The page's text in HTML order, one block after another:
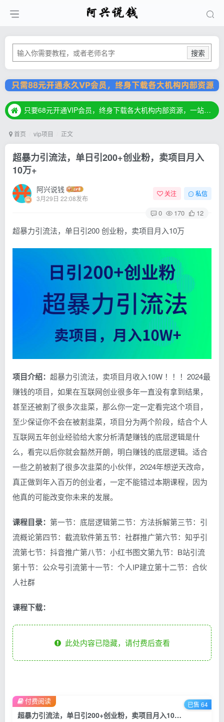
搜索
只要68元开通VIP会员，终身下载各大机构内部资源，一站式草根创业基地，最新最强网赚教程大全，小投入，大回报！
只要68元开通VIP会员，终身下载各大机构内部资源，一站式草根创业基地，最新最强网赚教程大全，小投入，大回报！
首页 vip项目 正文
超暴力引流法，单日引200+创业粉，卖项目月入
10万+
阿兴说钱
3月29日 22:08发布
关注 私信
0 170 12
超暴力引流法，单日引200 创业粉，卖项目月入10万
项目介绍： 超暴力引流法，卖项目月收入10W ！！！2024最
赚钱的项目，如果在互联网创业很多年一直没有拿到结果，
甚至还被割了很多次韭菜，那么你一定一定看完这个项目，
至少保证你不会在被割韭菜，项目分为两个阶段，结合个人
互联网五年创业经验给大家分析清楚赚钱的底层逻辑是什
么，看完以后你就会豁然开朗，明白赚钱的底层逻辑。适合
一些之前被割了很多次韭菜的小伙伴，2024年想逆天改命，
真正做到年入百万的创业者，一定不能错过本期课程，因为
他真的可能改变你未来的发展。
课程目录： 第一节：底层逻辑第二节：方法拆解第三节：引
流概论第四节：截流软件第五节：社群推广第六节：知乎引
流第七节：抖音推广第八节：小红书图文第九节：B站引流
第十节：公众号引流第十一节：个人IP建立第十二节：合伙
人社群
课程下载：
此处内容已隐藏，请付费后查看
超暴力引流法，单日引200+创业粉，卖项目月入10万+
付费阅读 已售 64